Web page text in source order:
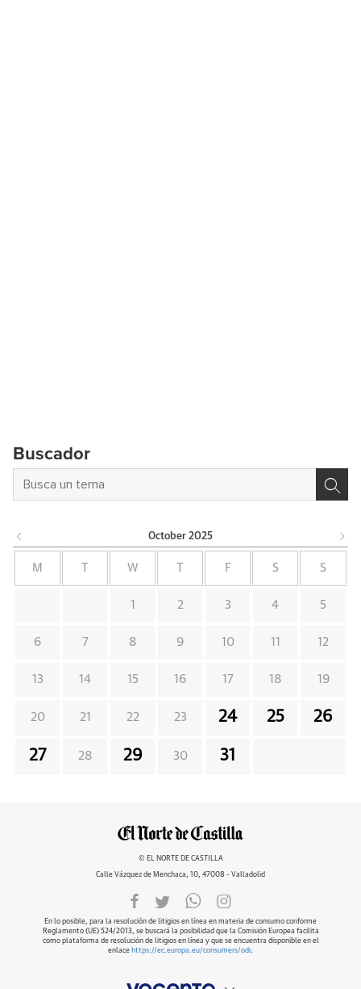
Buscador
October 2025
M W F S S
1 2 3 4 5
6 7 8 9 10 11 12
13 14 15 16 17 18 19
20 21 22 23 24 25 26
27 28 29 30 31
© EL NORTE DE CASTILLA
Calle Vázquez de Menchaca, 10, 47008 - Valladolid
En lo posible, para la resolución de litigios en línea en materia de consumo conforme
Reglamento (UE) 524/2013, se buscará la posibilidad que la Comisión Europea facilita
como plataforma de resolución de litigios en línea y que se encuentra disponible en el
enlace https://ec.europa.eu/consumers/odr.